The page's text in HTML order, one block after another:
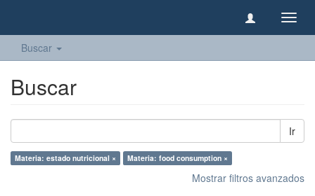
Buscar
Buscar
Ir
Materia: estado nutricional × Materia: food consumption ×
Mostrar filtros avanzados